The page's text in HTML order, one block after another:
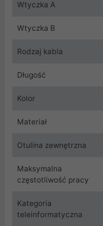
Wtyczka A
Wtyczka B
Rodzaj kabla
Długość
Kolor
Materiał
Otulina zewnętrzna
Maksymalna
częstotliwość pracy
Kategoria
teleinformatyczna